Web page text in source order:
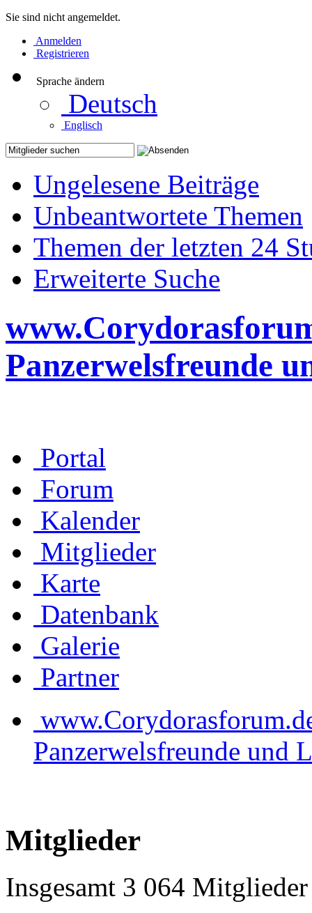
Sie sind nicht angemeldet.
Anmelden
Registrieren
Sprache ändern
Deutsch
Englisch
Ungelesene Beiträge
Unbeantwortete Themen
Themen der letzten 24
Erweiterte Suche
Panzerwelsfreunde
Portal
Forum
Kalender
Mitglieder
Karte
Datenbank
Galerie
Partner
Panzerwelsfreunde und
Mitglieder
Insgesamt 3 064 Mitglieder